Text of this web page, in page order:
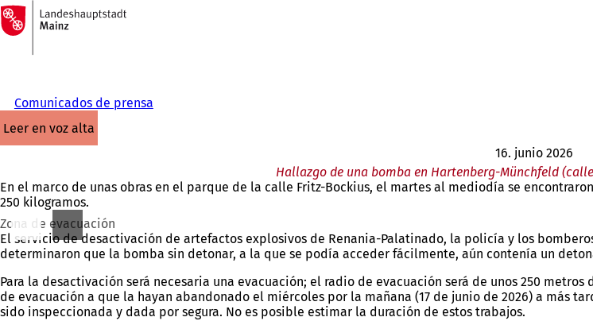
Saltar al contenido
A
la
página
Comunicados de prensa
leer en voz alta
16. junio 2026
Hallazgo de una bomba en Hartenberg-Münchfeld
En el marco de unas obras en el parque de la calle Fritz-Bockius, el martes al mediodía se
250 kilogramos.
Zona de evacuación
El servicio de desactivación de artefactos explosivos de Renania-Palatinado, la policía y los
determinaron que la bomba sin detonar, a la que se podía acceder fácilmente, aún contenía un
Para la desactivación será necesaria una evacuación; el radio de evacuación será de unos 250
de evacuación a que la hayan abandonado el miércoles por la mañana (17 de junio de 2026) a más
sido inspeccionada y dada por segura. No es posible estimar la duración de estos trabajos.